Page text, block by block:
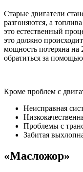
Старые двигатели
разгоняются, а
это естественный
это должно
мощность потеряна на
обратиться за
Кроме проблем с
Неисправная
Проблемы с
Забитая
«Масложор»